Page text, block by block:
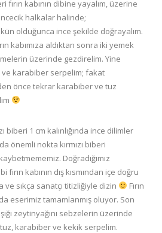
fırın kabının dibine yayalım, üzerine
halkalar halinde;
olduğunca ince şekilde doğrayalım.
kabımıza aldıktan sonra iki yemek
üzerinde gezdirelim. Yine
ve karabiber serpelim; fakat
önce tekrar karabiber ve tuz
biberi 1 cm kalınlığında ince dilimler
önemli nokta kırmızı biberi
Doğradığımız
kabının dış kısmından içe doğru
sıkça sanatçı titizliğiyle dizin
Fırın
eserimiz tamamlanmış oluyor. Son
zeytinyağını sebzelerin üzerinde
karabiber ve kekik serpelim.